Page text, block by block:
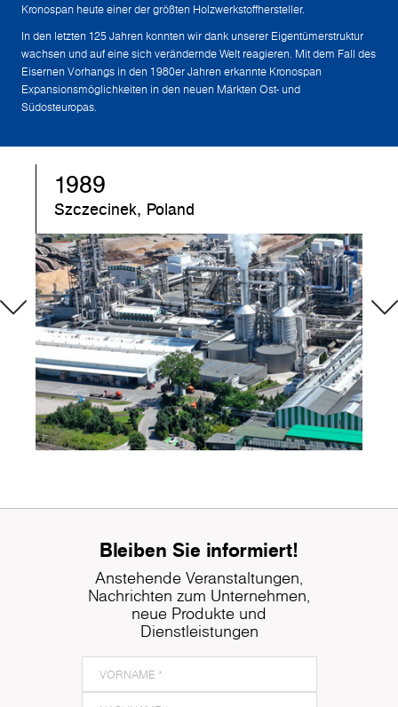
Kronospan heute einer der größten Holzwerkstoffhersteller.
In den letzten 125 Jahren konnten wir dank unserer Eigentümerstruktur
wachsen und auf eine sich verändernde Welt reagieren. Mit dem Fall des
Eisernen Vorhangs in den 1980er Jahren erkannte Kronospan
Expansionsmöglichkeiten in den neuen Märkten Ost- und
Südosteuropas.
1989
Szczecinek, Poland
Bleiben Sie informiert!
Anstehende Veranstaltungen,
Nachrichten zum Unternehmen,
neue Produkte und
Dienstleistungen